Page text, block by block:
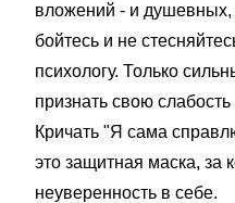
вложений - и
бойтесь и не
психологу. Только
признать свою
Кричать "Я сама
это защитная маска, за
неуверенность в себе.